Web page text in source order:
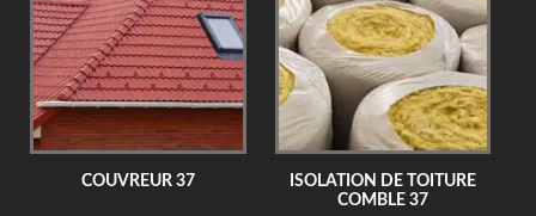
COUVREUR 37
ISOLATION DE TOITURE
COMBLE 37